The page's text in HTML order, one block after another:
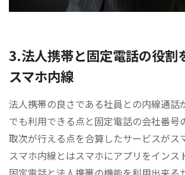
3.法人携帯と固定電話の役割
スマホ内線
法人携帯の良さである社員との内線通話
でも利用できる点と固定電話の会社番号
取次が行える点を合算したサービスがス
スマホ内線とはスマホにアプリをインス